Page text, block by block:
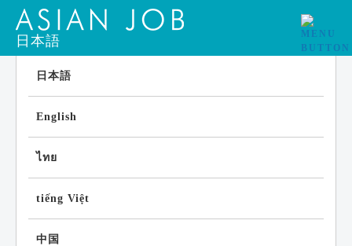
日本語
日本語
English
ไทย
tiếng Việt
中国